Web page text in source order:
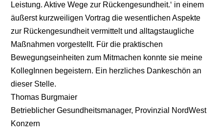
Leistung. Aktive Wege zur Rückengesundheit.‘ in einem
äußerst kurzweiligen Vortrag die wesentlichen Aspekte
zur Rückengesundheit vermittelt und alltagstaugliche
Maßnahmen vorgestellt. Für die praktischen
Bewegungseinheiten zum Mitmachen konnte sie meine
KollegInnen begeistern. Ein herzliches Dankeschön an
dieser Stelle.
Thomas Burgmaier
Betrieblicher Gesundheitsmanager, Provinzial NordWest
Konzern